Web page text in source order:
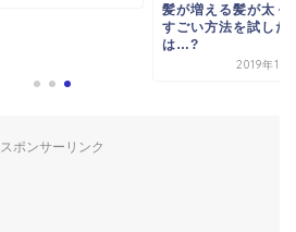
髪が増える髪が太く
すごい方法を試した
は…?
2019年10
スポンサーリンク